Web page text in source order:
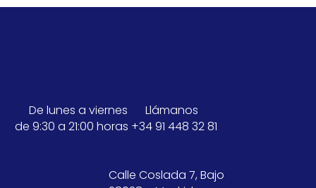
De lunes a viernes
de 9:30 a 21:00 horas
Llámanos
+34 91 448 32 81
Calle Coslada 7, Bajo